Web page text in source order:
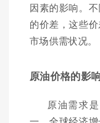
因素的影响。
的价差，这些
市场供需状况。
原油价格的影
原油需求